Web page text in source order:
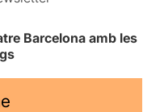
Barcelona amb les